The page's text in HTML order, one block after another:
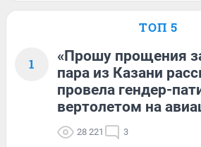
ТОП 5
1
«Прошу прощения
пара из Казани
провела гендер-
вертолетом на
28 221 3